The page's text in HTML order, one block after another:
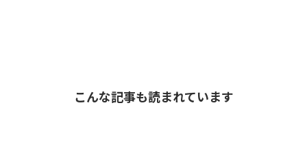
こんな記事も読まれています